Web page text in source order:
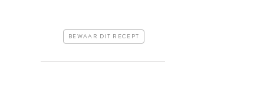
BEWAAR DIT RECEPT